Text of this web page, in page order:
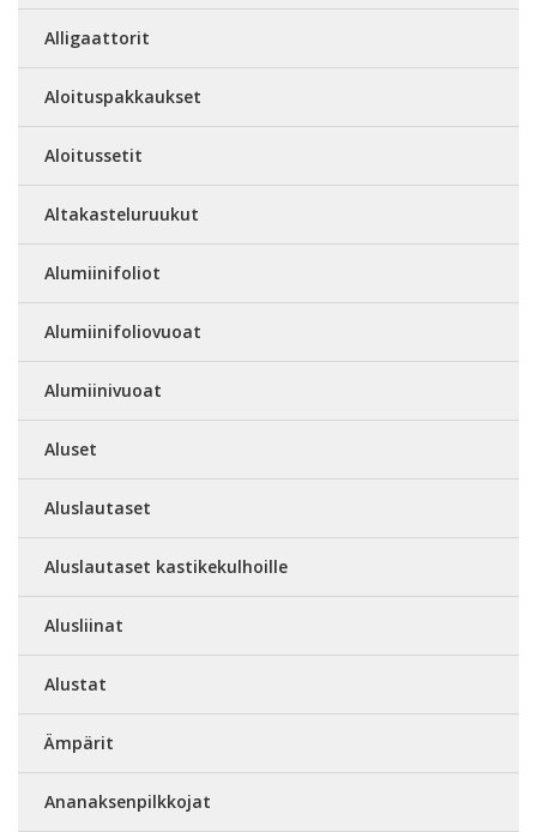
Alligaattorit
Aloituspakkaukset
Aloitussetit
Altakasteluruukut
Alumiinifoliot
Alumiinifoliovuoat
Alumiinivuoat
Aluset
Aluslautaset
Aluslautaset kastikekulhoille
Alusliinat
Alustat
Ämpärit
Ananaksenpilkkojat